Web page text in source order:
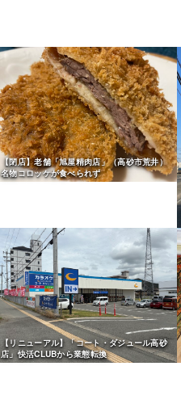
【閉店】老舗「旭屋精肉店」（高砂市荒井）
名物コロッケが食べられず
【リニューアル】「コート・ダジュール高砂
店」快活CLUBから業態転換